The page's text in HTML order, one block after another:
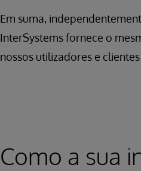
Em suma,
InterSystems fornece o
nossos utilizadores e
Como a sua